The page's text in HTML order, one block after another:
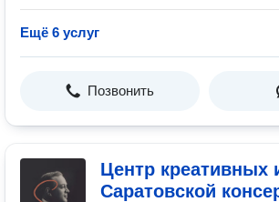
Ещё 6 услуг
Позвонить
Центр креативных
Саратовской